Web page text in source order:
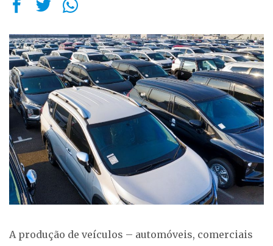
A produção de veículos – automóveis, comerciais